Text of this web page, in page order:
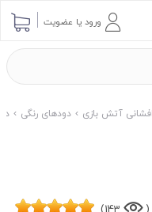
ورود یا عضویت
آتش بازی دودهای رنگی